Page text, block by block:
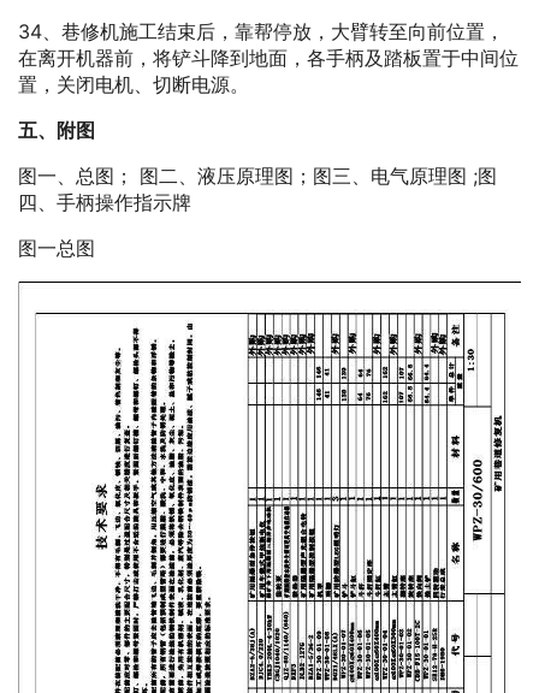
34、巷修机施工结束后，靠帮停放，大臂转至向前位置，
在离开机器前，将铲斗降到地面，各手柄及踏板置于中间位
置，关闭电机、切断电源。
五、附图
图一、总图； 图二、液压原理图；图三、电气原理图 ;图
四、手柄操作指示牌
图一总图